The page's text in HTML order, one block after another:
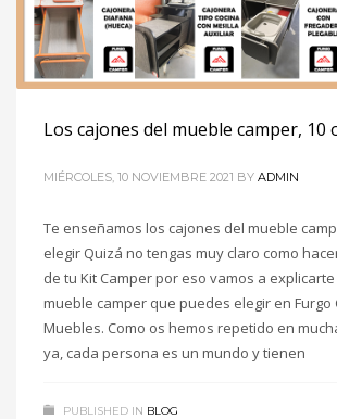
Los cajones del mueble camper, 10
MIÉRCOLES, 10 NOVIEMBRE 2021 BY ADMIN
Te enseñamos los cajones del mueble
elegir Quizá no tengas muy claro como
de tu Kit Camper por eso vamos a
mueble camper que puedes elegir en Furgo
Muebles. Como os hemos repetido en
ya, cada persona es un mundo y tienen
PUBLISHED IN BLOG